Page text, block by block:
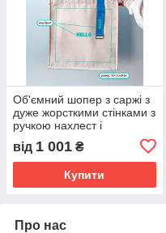
Об'ємний шопер з саржі з
дуже жорсткими стінками з
ручкою нахлест і
друку Розмір: 40cм х 38см
х 12см
від 1 001 ₴
Купити
Про нас